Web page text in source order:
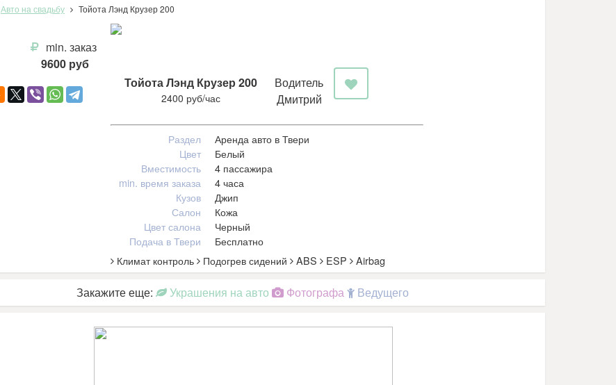
Авто на свадьбу Тойота Лэнд Крузер 200
min. заказ
9600 руб
Тойота Лэнд Крузер 200
2400 руб/час
Водитель
Дмитрий
Раздел
Аренда авто в Твери
Цвет
Белый
Вместимость
4 пассажира
min. время заказа
4 часа
Кузов
Джип
Салон
Кожа
Цвет салона
Черный
Подача в Твери
Бесплатно
Климат контроль
Подогрев сидений ABS ESP Airbag
Закажите еще: Украшения на авто Фотографа Ведущего